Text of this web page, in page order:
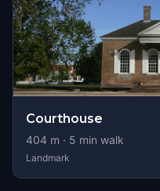
Courthouse
404 m · 5 min walk
Landmark